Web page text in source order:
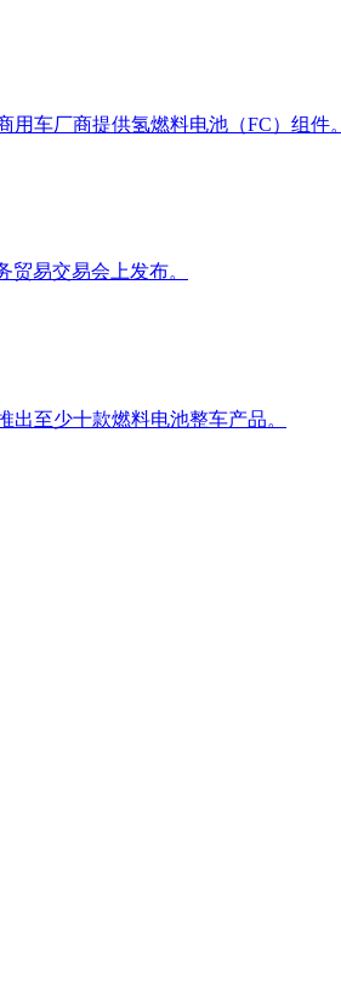
车厂商提供氢燃料电池（FC）组件。
贸易交易会上发布。
至少十款燃料电池整车产品。